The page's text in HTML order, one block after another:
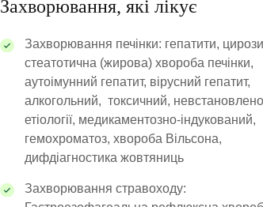
Захворювання, які лікує
Захворювання печінки: гепатити,
стеатотична (жирова) хвороба печінки,
аутоімунний гепатит, вірусний гепатит,
алкогольний, токсичний,
етіології, медикаментозно-індукований,
гемохроматоз, хвороба Вільсона,
дифдіагностика жовтяниць
Захворювання стравоходу: